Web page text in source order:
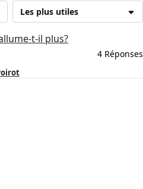
Les plus utiles
t-il plus?
4 Réponses